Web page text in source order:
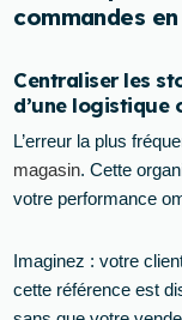
commandes
Centraliser les
d’une logistique
L’erreur la plus
magasin. Cette
votre performance
Imaginez : votre
cette référence est